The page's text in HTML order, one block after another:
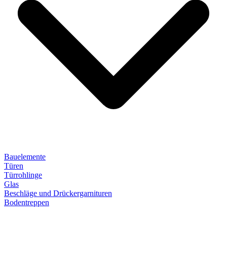
Bauelemente
Türen
Türrohlinge
Glas
Beschläge und Drückergarnituren
Bodentreppen